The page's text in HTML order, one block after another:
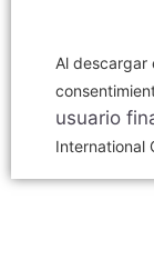
Al descargar
usuario
International